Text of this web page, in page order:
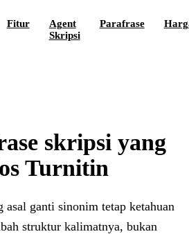
Fitur
Agent
Skripsi
Parafrase
skripsi yang
Turnitin
asal ganti sinonim tetap ketahuan
struktur kalimatnya, bukan